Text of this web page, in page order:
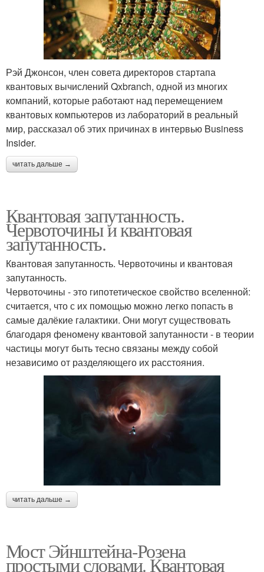
Рэй Джонсон, член совета директоров стартапа
квантовых вычислений Qxbranch, одной из многих
компаний, которые работают над перемещением
квантовых компьютеров из лабораторий в реальный
мир, рассказал об этих причинах в интервью Business
Insider.
читать дальше →
Квантовая запутанность.
Червоточины и квантовая
запутанность.
Квантовая запутанность. Червоточины и квантовая
запутанность.
Червоточины - это гипотетическое свойство вселенной:
считается, что с их помощью можно легко попасть в
самые далёкие галактики. Они могут существовать
благодаря феномену квантовой запутанности - в теории
частицы могут быть тесно связаны между собой
независимо от разделяющего их расстояния.
читать дальше →
Мост Эйнштейна-Розена
простыми словами. Квантовая